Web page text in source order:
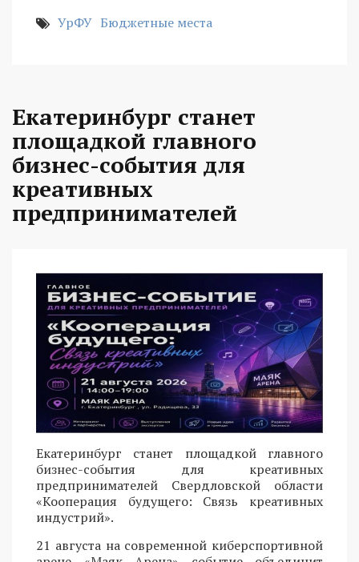
УрФУ Бюджетные места
Екатеринбург станет
площадкой главного
бизнес-события для
креативных
предпринимателей
Екатеринбург станет площадкой главного
бизнес-события для креативных
предпринимателей Свердловской области
«Кооперация будущего: Связь креативных
индустрий».
21 августа на современной киберспортивной